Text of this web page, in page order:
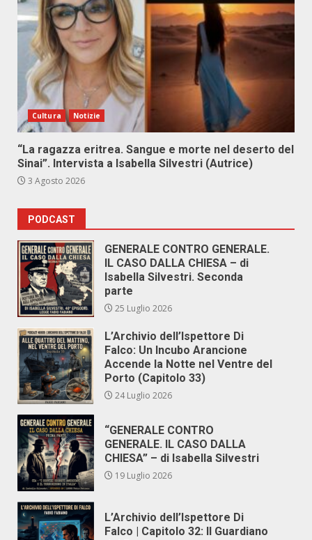
Cultura Notizie
“La ragazza eritrea. Sangue e morte nel deserto del
Sinai”. Intervista a Isabella Silvestri (Autrice)
3 Agosto 2026
PODCAST
GENERALE CONTRO GENERALE.
IL CASO DALLA CHIESA – di
Isabella Silvestri. Seconda
parte
25 Luglio 2026
L’Archivio dell’Ispettore Di
Falco: Un Incubo Arancione
Accende la Notte nel Ventre del
Porto (Capitolo 33)
24 Luglio 2026
“GENERALE CONTRO
GENERALE. IL CASO DALLA
CHIESA” – di Isabella Silvestri
19 Luglio 2026
L’Archivio dell’Ispettore Di
Falco | Capitolo 32: Il Guardiano